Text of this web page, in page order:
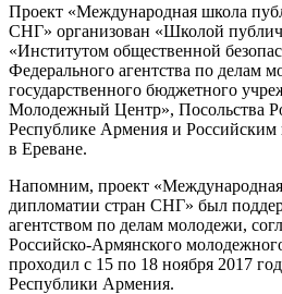
Проект «Международная школа
СНГ» организован «Школой
«Институтом общественной
Федерального агентства по делам
государственного бюджетного
Молодежный Центр», Посольства
Республике Армения и Российским
в Ереване.
Напомним, проект
дипломатии стран СНГ» был
агентством по делам молодежи,
Российско-Армянского
проходил с 15 по 18 ноября 2017
Республики Армения.